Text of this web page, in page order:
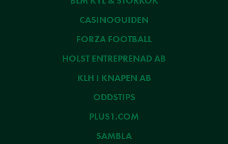
CASINOGUIDEN
FORZA FOOTBALL
HOLST ENTREPRENAD AB
KLH I KNAPEN AB
ODDSTIPS
PLUS1.COM
SAMBLA